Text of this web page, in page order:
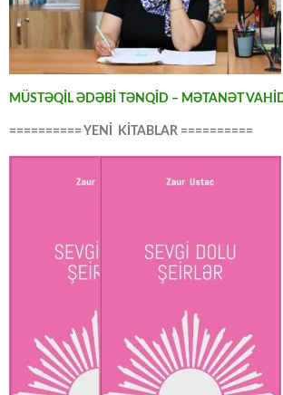
MÜSTƏQİL ƏDƏBİ TƏNQİD – MƏTANƏT
========== YENİ KİTABLAR ==========